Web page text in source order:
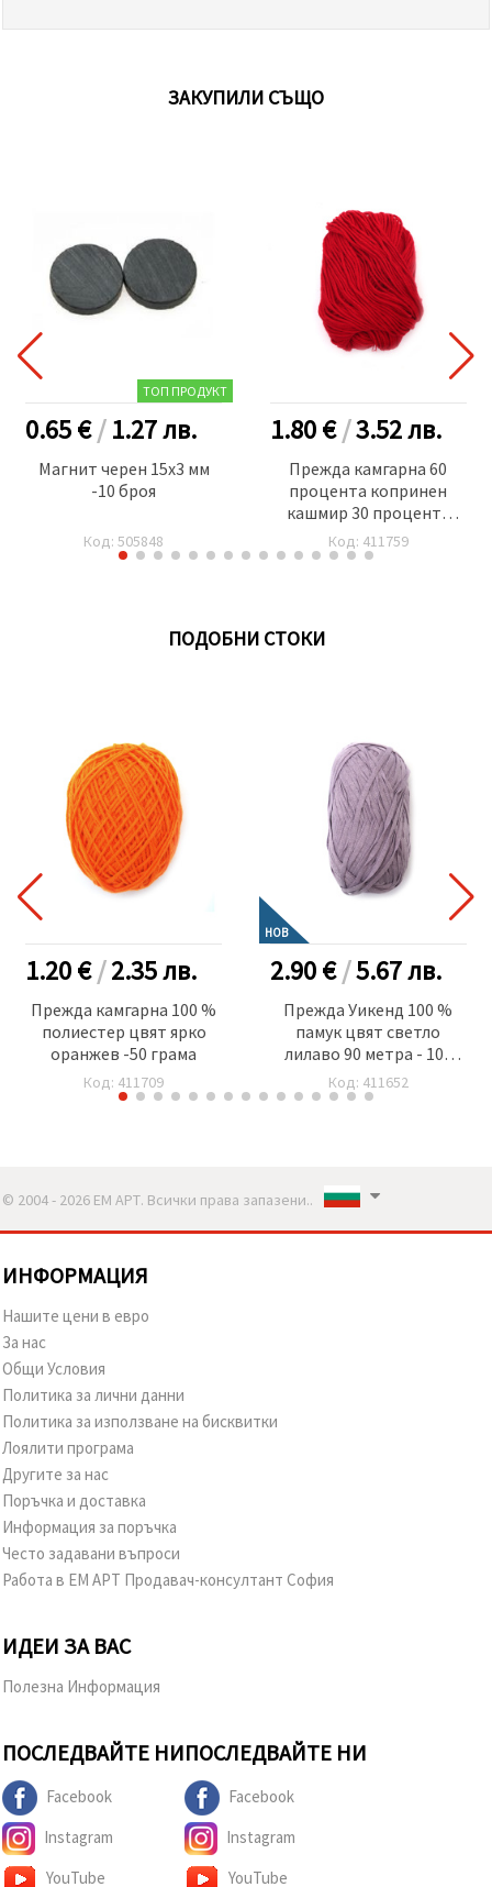
ЗАКУПИЛИ СЪЩО
ТОП ПРОДУКТ
0.65 €/1.27лв.
Магнит черен 15x3 мм
-10 броя
Код: 505848
1.80 €/3.52лв.
Прежда камгарна 60
процента копринен
кашмир 30 процента
вълна 10 процента
кашмир цвят червен -50
Код: 411759
ПОДОБНИ СТОКИ
1.20 €/2.35лв.
Прежда камгарна 100 %
полиестер цвят ярко
оранжев -50 грама
Код: 411709
НОВ
2.90 €/5.67лв.
Прежда Уикенд 100 %
памук цвят светло
лилаво 90 метра - 100
грама
Код: 411652
© 2004 - 2026 ЕМ АРТ. Всички права запазени..
ИНФОРМАЦИЯ
Нашите цени в евро
За нас
Общи Условия
Политика за лични данни
Политика за използване на бисквитки
Лоялити програма
Другите за нас
Поръчка и доставка
Информация за поръчка
Често задавани въпроси
Работа в ЕМ АРТ Продавач-консултант София
ИДЕИ ЗА ВАС
Полезна Информация
ПОСЛЕДВАЙТЕ НИ
Facebook
Instagram
YouTube
ПОСЛЕДВАЙТЕ НИ
Facebook
Instagram
YouTube